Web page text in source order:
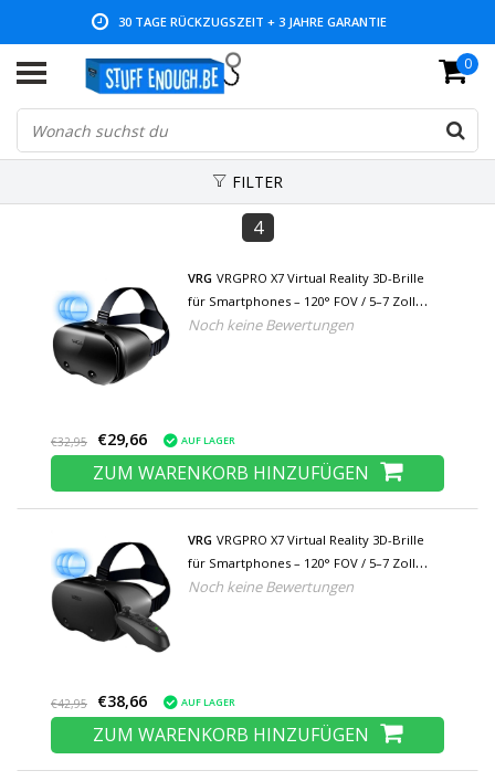
30 TAGE RÜCKZUGSZEIT + 3 JAHRE GARANTIE
NIEDRIGE PREISE UND GROSSE AUSWAHL 0
FILTER
4
VRG VRGPRO X7 Virtual Reality 3D-Brille
für Smartphones – 120° FOV / 5–7 Zoll
Telefone
Noch keine Bewertungen
€32,95 €29,66 AUF LAGER
ZUM WARENKORB HINZUFÜGEN
VRG VRGPRO X7 Virtual Reality 3D-Brille
für Smartphones – 120° FOV / 5–7 Zoll
Telefone - Copy
Noch keine Bewertungen
€42,95 €38,66 AUF LAGER
ZUM WARENKORB HINZUFÜGEN